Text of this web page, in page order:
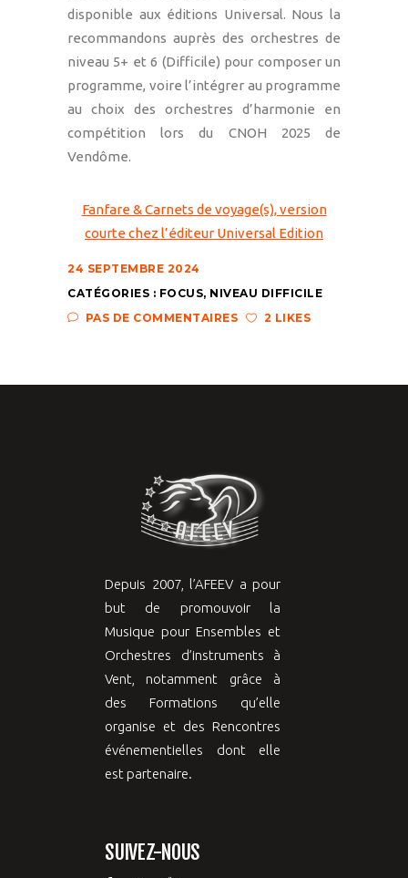
disponible aux éditions Universal. Nous la
recommandons auprès des orchestres de
niveau 5+ et 6 (Difficile) pour composer un
programme, voire l’intégrer au programme
au choix des orchestres d’harmonie en
compétition lors du CNOH 2025 de
Vendôme.
Fanfare & Carnets de voyage(s), version
courte chez l’éditeur Universal Edition
24 SEPTEMBRE 2024
CATÉGORIES : FOCUS, NIVEAU DIFFICILE
PAS DE COMMENTAIRES
2 LIKES
Depuis 2007, l’AFEEV a pour
but de promouvoir la
Musique pour Ensembles et
Orchestres d’instruments à
Vent, notamment grâce à
des Formations qu’elle
organise et des Rencontres
événementielles dont elle
est partenaire.
SUIVEZ-NOUS